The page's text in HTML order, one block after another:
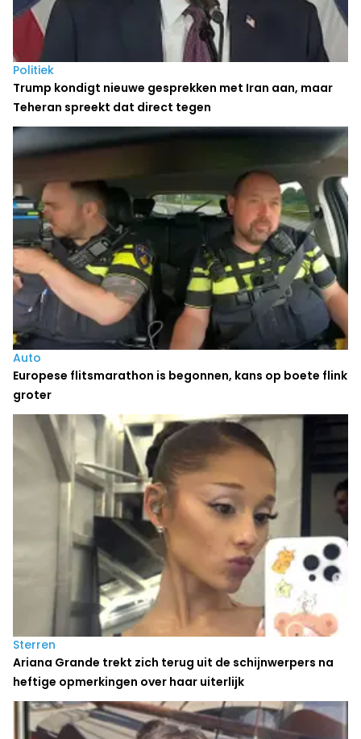
Politiek
Trump kondigt nieuwe gesprekken met Iran aan, maar
Teheran spreekt dat direct tegen
Auto
Europese flitsmarathon is begonnen, kans op boete flink
groter
Sterren
Ariana Grande trekt zich terug uit de schijnwerpers na
heftige opmerkingen over haar uiterlijk